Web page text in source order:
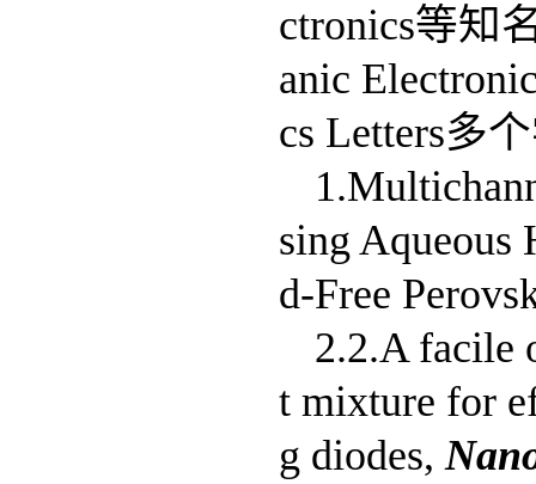
ctronics等知
anic
cs Letters多
sing Aqueous
d-Free
2.2.A facile
t mixture for
g diodes,